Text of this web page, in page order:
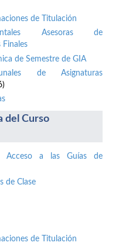
de Titulación
Asesoras de
Finales
de Semestre de GIA
de Asignaturas
del Curso
Acceso a las Guías de
de Clase
de Titulación